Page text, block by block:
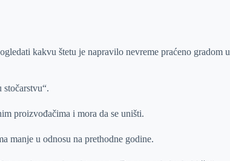
kakvu štetu je napravilo nevreme praćeno gradom u
stočarstvu“.
proizvođačima i mora da se uništi.
manje u odnosu na prethodne godine.